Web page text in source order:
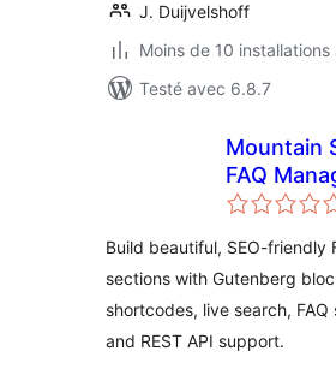
J. Duijvelshoff
Moins de 10
Testé avec 6.8.7
Mountain
FAQ
Build beautiful, SEO-friendly
sections with Gutenberg
shortcodes, live search, FAQ
and REST API support.